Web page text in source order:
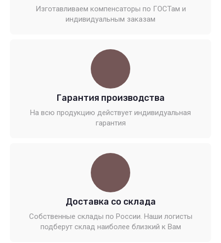
Изготавливаем компенсаторы по ГОСТам и
индивидуальным заказам
Гарантия производства
На всю продукцию действует индивидуальная
гарантия
Доставка со склада
Собственные склады по России. Наши логисты
подберут склад наиболее близкий к Вам